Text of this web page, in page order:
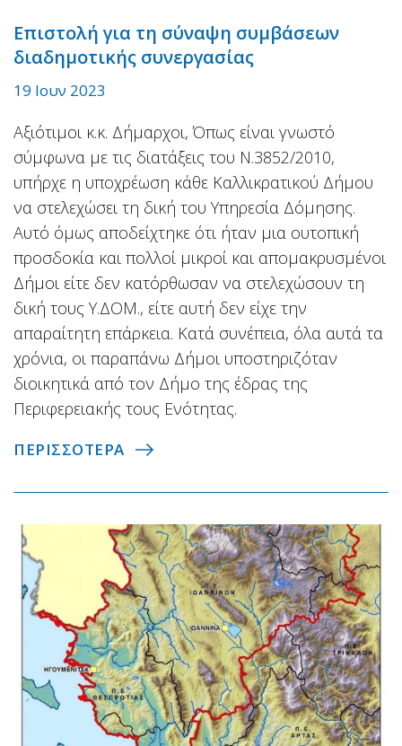
Επιστολή για τη σύναψη συμβάσεων
διαδημοτικής συνεργασίας
19 Ιουν 2023
Αξιότιμοι κ.κ. Δήμαρχοι, Όπως είναι γνωστό
σύμφωνα με τις διατάξεις του Ν.3852/2010,
υπήρχε η υποχρέωση κάθε Καλλικρατικού Δήμου
να στελεχώσει τη δική του Υπηρεσία Δόμησης.
Αυτό όμως αποδείχτηκε ότι ήταν μια ουτοπική
προσδοκία και πολλοί μικροί και απομακρυσμένοι
Δήμοι είτε δεν κατόρθωσαν να στελεχώσουν τη
δική τους Υ.ΔΟΜ., είτε αυτή δεν είχε την
απαραίτητη επάρκεια. Κατά συνέπεια, όλα αυτά τα
χρόνια, οι παραπάνω Δήμοι υποστηριζόταν
διοικητικά από τον Δήμο της έδρας της
Περιφερειακής τους Ενότητας.
ΠΕΡΙΣΣΟΤΕΡΑ